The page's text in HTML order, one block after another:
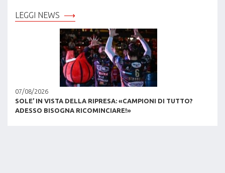
LEGGI NEWS
07/08/2026
SOLE’ IN VISTA DELLA RIPRESA: «CAMPIONI DI TUTTO?
ADESSO BISOGNA RICOMINCIARE!»